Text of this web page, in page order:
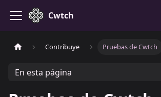
Cwtch
Contribuye Pruebas de Cwtch
En esta página